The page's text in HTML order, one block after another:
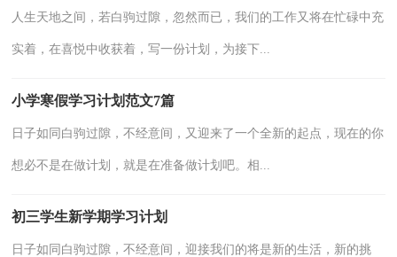
人生天地之间，若白驹过隙，忽然而已，我们的工作又将在忙碌中充
实着，在喜悦中收获着，写一份计划，为接下...
小学寒假学习计划范文7篇
日子如同白驹过隙，不经意间，又迎来了一个全新的起点，现在的你
想必不是在做计划，就是在准备做计划吧。相...
初三学生新学期学习计划
日子如同白驹过隙，不经意间，迎接我们的将是新的生活，新的挑